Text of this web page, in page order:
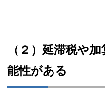
（２）延滞税や
能性がある